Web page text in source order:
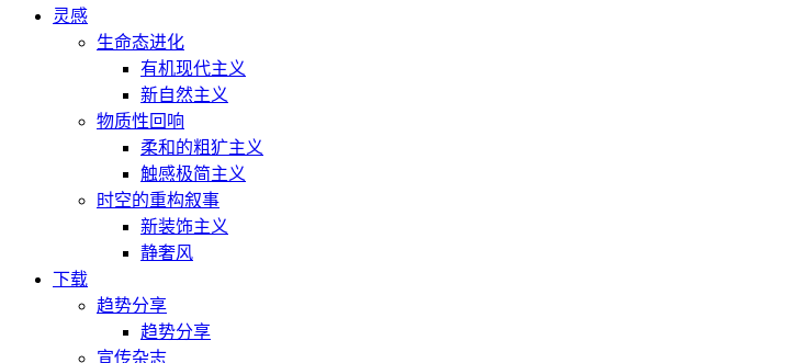
灵感
生命态进化
有机现代主义
新自然主义
物质性回响
柔和的粗犷主义
触感极简主义
时空的重构叙事
新装饰主义
静奢风
下载
趋势分享
趋势分享
宣传杂志